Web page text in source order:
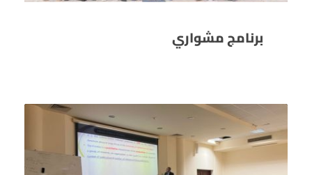
برنامج مشواري